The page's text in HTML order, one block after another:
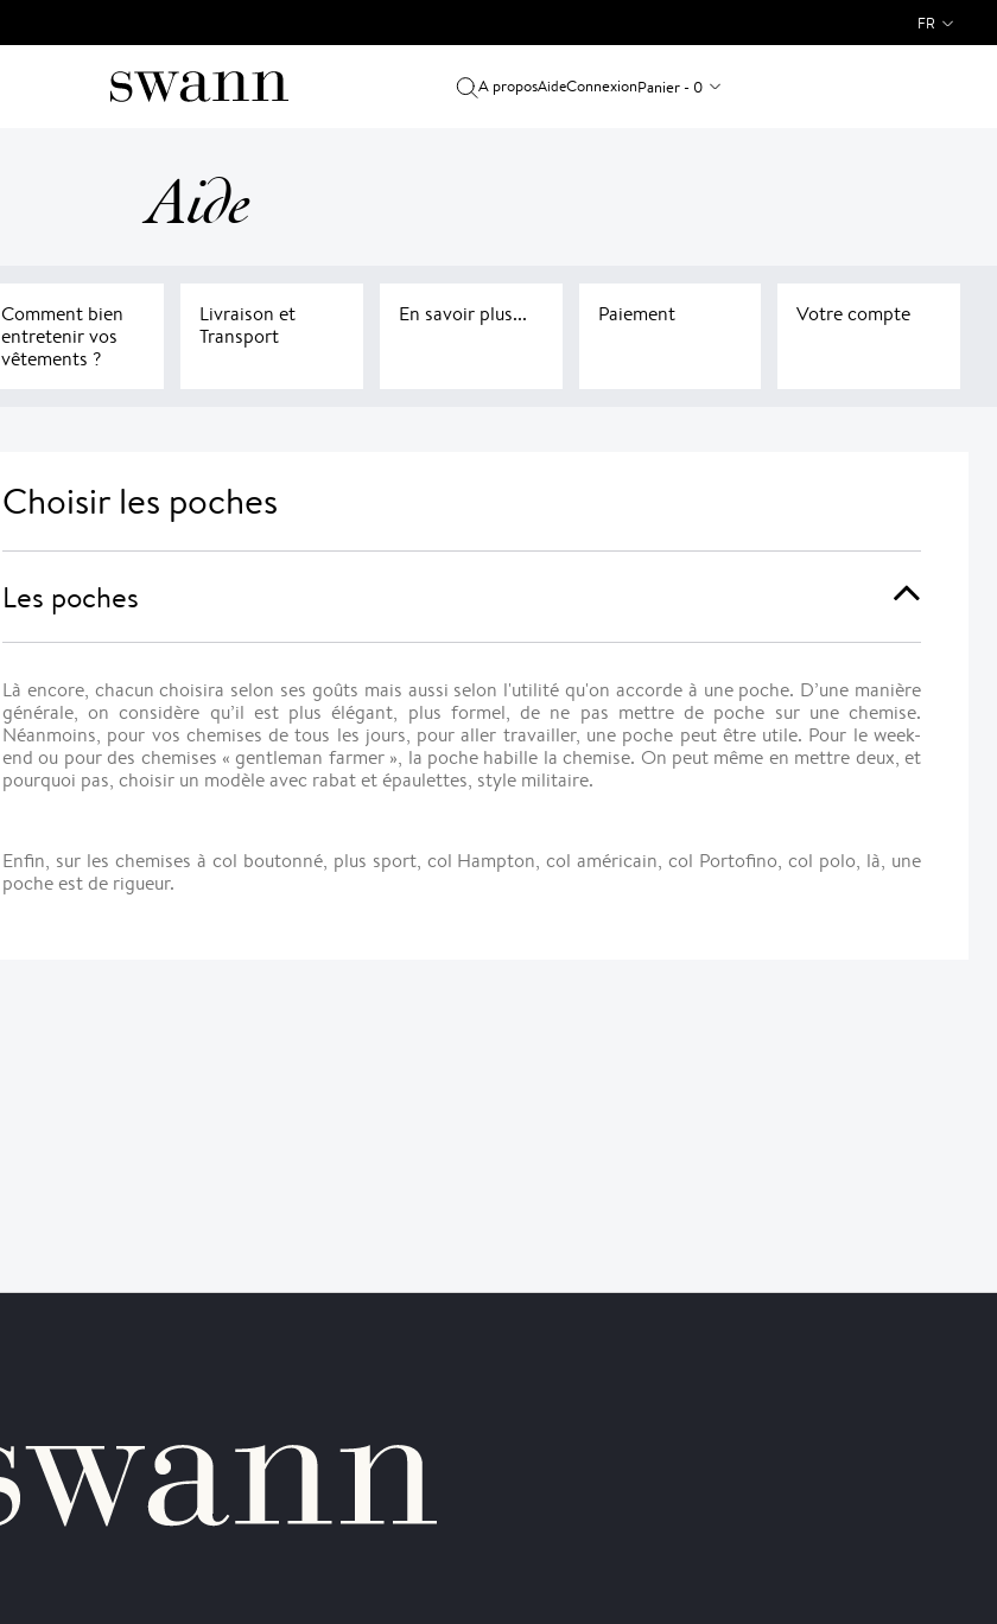
FR
A proposAideConnexionPanier - 0
Aide
Comment bien
entretenir vos
vêtements ?
Livraison et
Transport
En savoir plus... Paiement Votre compte
Choisir les poches
Les poches
Là encore, chacun choisira selon ses goûts mais aussi selon l'utilité qu'on accorde à une poche. D’une manière
générale, on considère qu’il est plus élégant, plus formel, de ne pas mettre de poche sur une chemise.
Néanmoins, pour vos chemises de tous les jours, pour aller travailler, une poche peut être utile. Pour le week-
end ou pour des chemises « gentleman farmer », la poche habille la chemise. On peut même en mettre deux, et
pourquoi pas, choisir un modèle avec rabat et épaulettes, style militaire.
Enfin, sur les chemises à col boutonné, plus sport, col Hampton, col américain, col Portofino, col polo, là, une
poche est de rigueur.